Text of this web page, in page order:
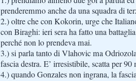
prenderemmo anche da una squadra di
2.) oltre che con Kokorin, urge che
con Biraghi: ieri sera ha fatto una
perché non lo prendeva mai.
3.) si parla tanto di Vlahovic ma
fascia destra. E’ irresistibile, scatta per
4.) quando Gonzales non ingrana, la